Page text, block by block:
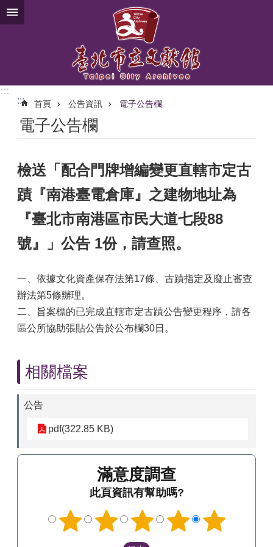
跳到主要內容區塊
:::
:::
首頁 公告資訊 電子公告欄
電子公告欄
檢送「配合門牌增編變更直轄市定古
蹟『南港臺電倉庫』之建物地址為
『臺北市南港區市民大道七段88
號』」公告 1份，請查照。
一、依據文化資產保存法第17條、古蹟指定及廢止審查
辦法第5條辦理。
二、旨案標的已完成直轄市定古蹟公告變更程序，請各
區公所協助張貼公告於公布欄30日。
相關檔案
公告
pdf(322.85 KB)
滿意度調查
此頁資訊有幫助嗎?